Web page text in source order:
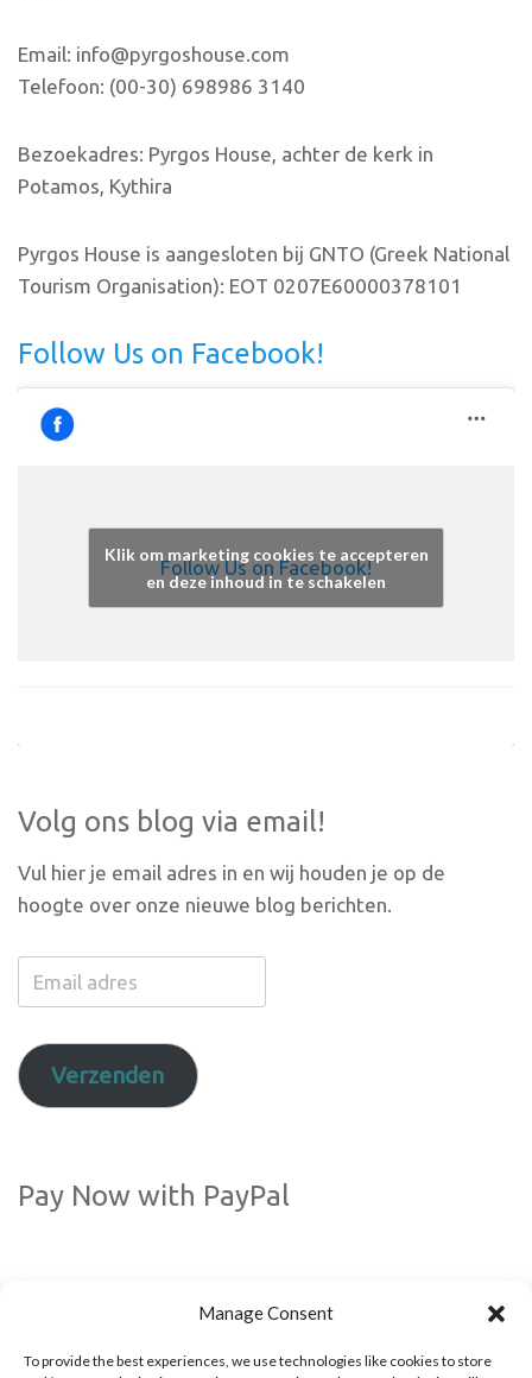
Manage Consent
To provide the best experiences, we use technologies like cookies to store
Email: info@pyrgoshouse.com
Telefoon: (00-30) 698986 3140
Bezoekadres: Pyrgos House, achter de kerk in
Potamos, Kythira
Pyrgos House is aangesloten bij GNTO (Greek National
Tourism Organisation): EOT 0207E60000378101
Follow Us on Facebook!
Follow Us on Facebook!
Klik om marketing cookies te accepteren
en deze inhoud in te schakelen
Volg ons blog via email!
Vul hier je email adres in en wij houden je op de
hoogte over onze nieuwe blog berichten.
Email
adres
Verzenden
Pay Now with PayPal